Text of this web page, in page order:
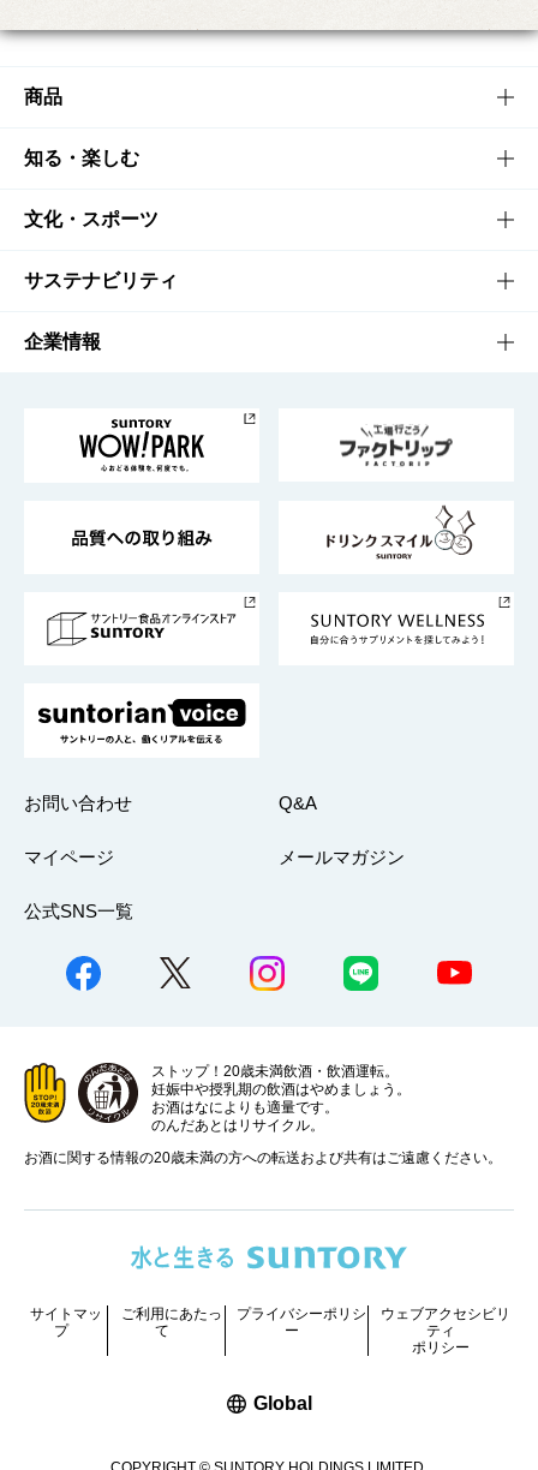
商品
商品TOP
商品一覧
商品発売情報
栄養成分一覧
知る・楽しむ
知る・楽しむTOP
キャンペーン
工場見学
地域情報
文化・スポーツ
文化・スポーツTOP
サントリーホール
サントリーサンバーズ大阪
サステナビリティ
サステナビリティTOP
サントリーが考えるサステナビリティ経営
企業情報
企業概要
採用情報
お問い合わせ Q&A
マイページ メールマガジン
公式SNS一覧
ストップ！20歳未満飲酒・飲酒運転。
妊娠中や授乳期の飲酒はやめましょう。
お酒はなによりも適量です。
のんだあとはリサイクル。
お酒に関する情報の20歳未満の方への転送および共有はご遠慮ください。
サイトマッ
プ
ご利用にあたっ
て
プライバシーポリシ
ー
ウェブアクセシビリ
ティ
ポリシー
Global新しいウィンドウで開く